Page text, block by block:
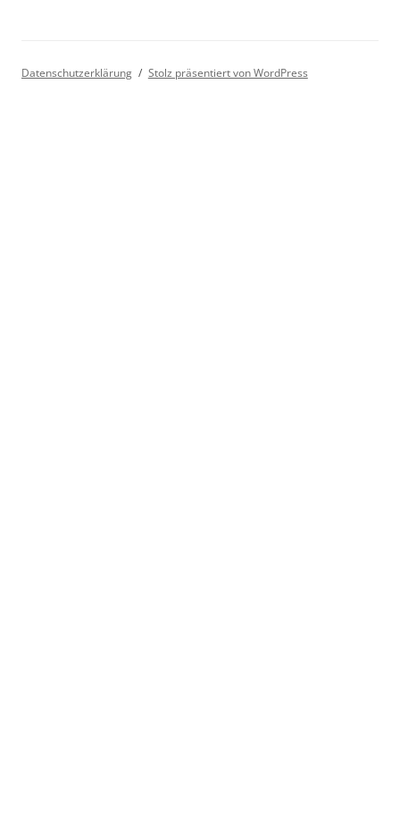
Datenschutzerklärung Stolz präsentiert von WordPress